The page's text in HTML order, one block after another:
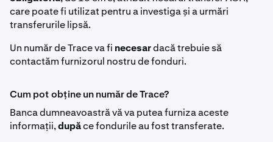
care poate fi utilizat pentru a investiga și a urmări
transferurile lipsă.
Un număr de Trace va fi necesardacă trebuie să
contactăm furnizorul nostru de fonduri.
Cum pot obține un număr de Trace?
Banca dumneavoastră vă va putea furniza aceste
informații,dupăce fondurile au fost transferate.